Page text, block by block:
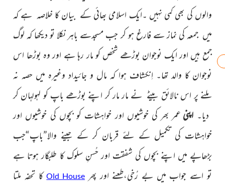
والوں کی بھی کمی نہیں ۔ایک اسلامی بھائی کے بیان کا خلاصہ ہے کہ
میں جمعہ کی نماز سے فارغ ہو کر جب مسجدسے باہر نکلا تو دیکھا کہ لوگ
جمع ہیں اور ایک نوجوان بوڑھے شخص کو مار رہا ہے اور وہ بوڑھا اس
نوجوان کا والد تھا۔ اِنکشاف ہوا کہ مال و جائیداد وغیرہ میں حصہ نہ
ملنے پر اس نالائق بیٹے نے مار مار کر اپنے بوڑھے باپ کو لہولہان کر
دیا۔ اپنی عمر بھر کی خوشیوں اور خواہشات کو بچوں کی خوشیوں اور
خواہشات کی تکمیل کے لئے قربان کر کے جینے والا”باپ“جب
بڑھاپے میں اپنے بچوں کی شفقت اور حُسنِ سلوک کا طلبگار ہوتا ہے
تو اسے جواب میں بے رُخی،طعنے اور پھر Old House کا تحفہ ملتا